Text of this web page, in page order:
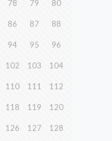
78 79 80
86 87 88
94 95 96
102 103 104
110 111 112
118 119 120
126 127 128